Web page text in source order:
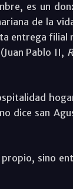
es un
de la
entrega filial
Pablo II,
dice san
sino